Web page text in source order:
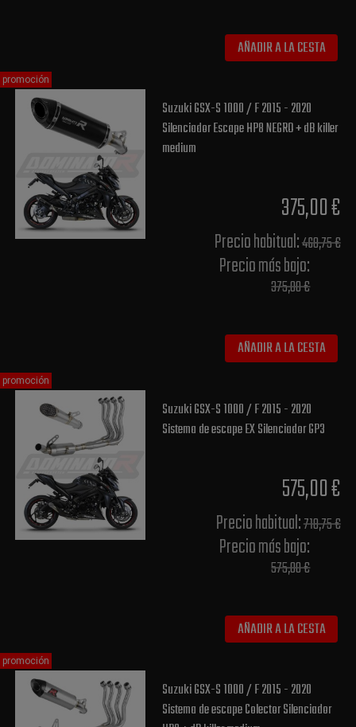
AÑADIR A LA CESTA
Suzuki GSX-S 1000 / F 2015 - 2020
Silenciador Escape HP8 NEGRO + dB killer
medium
375,00 €
Precio habitual​:468,75 €
Precio más bajo​:
375,00 €
AÑADIR A LA CESTA
promoción
Suzuki GSX-S 1000 / F 2015 - 2020
Sistema de escape EX Silenciador GP3
575,00 €
Precio habitual​:718,75 €
Precio más bajo​:
575,00 €
AÑADIR A LA CESTA
promoción
Suzuki GSX-S 1000 / F 2015 - 2020
Sistema de escape Colector Silenciador
promoción